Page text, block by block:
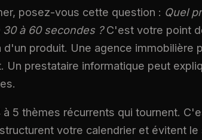
posez-vous cette question : Quel
à 60 secondes ?C'est votre point
d'un produit. Une agence immobilière
Un prestataire informatique peut
5 thèmes récurrents qui tournent.
votre calendrier et évitent